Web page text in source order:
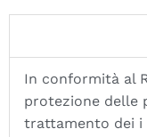
In conformità al
protezione delle
trattamento dei i